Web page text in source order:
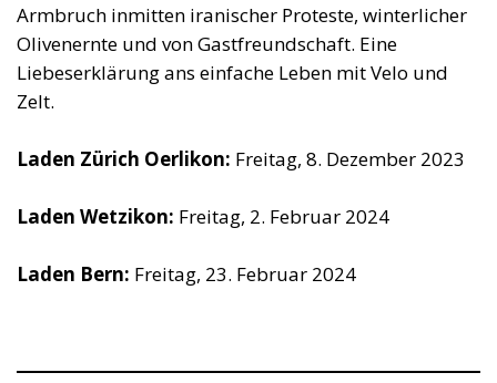
Armbruch inmitten iranischer Proteste, winterlicher
Olivenernte und von Gastfreundschaft. Eine
Liebeserklärung ans einfache Leben mit Velo und
Zelt.
Laden Zürich Oerlikon: Freitag, 8. Dezember 2023
Laden Wetzikon: Freitag, 2. Februar 2024
Laden Bern: Freitag, 23. Februar 2024